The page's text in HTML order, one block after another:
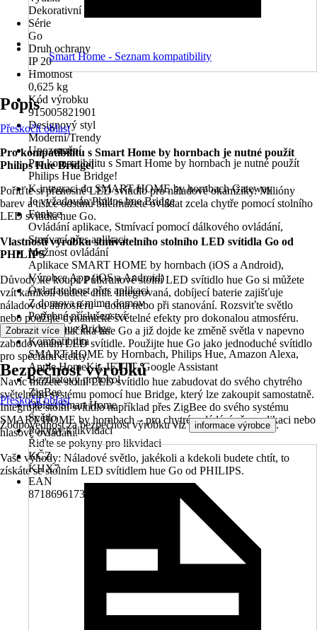
Dekorativní osvětlení
Série
Go
Druh ochrany
IP 20
Hmotnost
0,625 kg
Kód výrobku
915005821901
Designový styl
Moderní/Trendy
Upozornění
Pro kompatibilitu s Smart Home by hornbach je nutné použít
Philips Hue Bridge!
K integraci do SMART HOME by hornbach Gateway
Je vyžadován Philips hue Bridge
Funkce
Ovládání aplikace, Stmívací pomocí dálkového ovládání,
Stmívací přes aplikaci
Možnost ovládání
Aplikace SMART HOME by hornbach (iOS a Android),
Výrobce App (iOS a Android)
Ovladatelnost přes aplikaci
Z domova a mimo domov
Potřebné příslušenství
Philips hue Bridge
Kompatibilita
SMART HOME by Hornbach, Philips Hue, Amazon Alexa,
Apple HomeKit, IFTTT, Google Assistant
Bezdrátový protokol
ZigBee
Oblast Smart Home
Světlo
Pokyny k likvidaci
Řiďte se pokyny pro likvidaci
KČZ
KHX7
EAN
8718696173992
Smart Home - Seznam kompatibility
Popis
Přeskočit oblast
Pro kompatibilitu s Smart Home by hornbach je nutné použít
Philips Hue Bridge!
Pořiďte si přenosné LED svítidlo pro náladové okamžiky. Milióny
barev a tisíce odstínů bílé můžete ovládat zcela chytře pomocí stolního
LED svítidla hue Go.
Vlastnosti výrobku stmívatelního stolního LED svítidla Go od
PHILIPS
Důvody ke koupi: Půlkruhové stolní LED svítidlo hue Go si můžete
vzít kamkoli budete chtít. Integrovaná, dobíjecí baterie zajišťuje
náladovou atmosféru – doma nebo při stanování. Rozsviťte světlo
nebo použijte dynamické světelné efekty pro dokonalou atmosféru.
Stačí stisknutí tlačítka hue Go a již dojde ke změně světla v napevno
zabudovaném LED svítidle. Použijte hue Go jako jednoduché svítidlo
pro speciální efekty.
Navíc můžete stolní LED svítidlo hue zabudovat do svého chytrého
světelného systému pomocí hue Bridge, který lze zakoupit samostatně.
Integrujte stolní svítidlo například přes ZigBee do svého systému
SMART HOME by hornbach – pro chytré ovládání přes aplikaci nebo
hlasové ovládání.
Vaše výhody: Náladové světlo, jakékoli a kdekoli budete chtít, to
získáte se stolním LED svítidlem hue Go od PHILIPS.
Zobrazit více
Bezpečnost výrobků
Přeskočit oblast
Zodpovědnost za bezpečnost výrobku viz informace výrobce .